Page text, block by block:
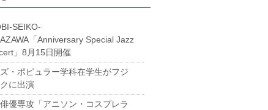
SEIKO-
「Anniversary Special Jazz
」8月15日開催
・ポピュラー学科在学生がフジ
に出演
優専攻「アニソン・コスプレラ